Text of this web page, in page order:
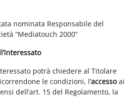
nominata Responsabile del
“Mediatouch 2000”
potrà chiedere al Titolare
le condizioni, l’accessoai
dell’art. 15 del Regolamento, la